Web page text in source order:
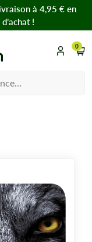
à 4,95 € en
!
0